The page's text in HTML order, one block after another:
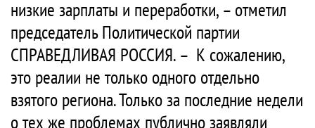
низкие зарплаты и переработки, – отметил
председатель Политической партии
СПРАВЕДЛИВАЯ РОССИЯ. – К сожалению,
это реалии не только одного отдельно
взятого региона. Только за последние недели
о тех же проблемах публично заявляли